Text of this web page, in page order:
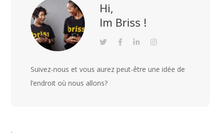
Hi,
Im Briss !
Suivez-nous et vous aurez peut-être une idée de
l’endroit où nous allons?